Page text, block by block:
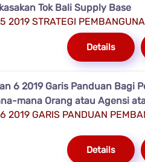
Tok Bali Supply Base
2019 STRATEGI
Details
6 2019 Garis Panduan Bagi
mana Orang atau Agensi
2019 GARIS PANDUAN
Details